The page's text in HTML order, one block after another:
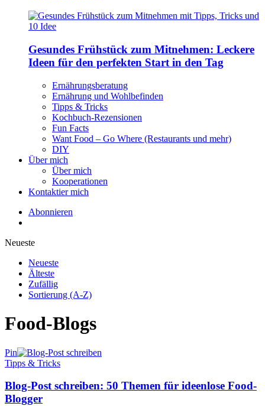
Gesundes Frühstück zum Mitnehmen: Leckere
Ideen für den perfekten Start in den Tag
Ernährungsberatung
Ernährung und Wohlbefinden
Tipps & Tricks
Kochbuch-Rezensionen
Fun Facts
Want Food – Go Where (Restaurants und mehr)
DIY
Über mich
Über mich
Kooperationen
Kontaktier mich
Abonnieren
Neueste
Neueste
Älteste
Zufällig
Sortierung (A-Z)
Food-Blogs
Pin
Tipps & Tricks
Blog-Post schreiben: 50 Themen für ideenlose Food-
Blogger